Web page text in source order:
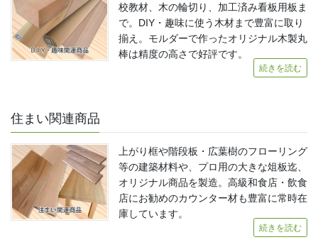
校教材、木の輪切り、加工済み看板用板ま
で。DIY・趣味に使う木材まで豊富に取り
揃え。モルダーで作ったオリジナル木製丸
棒は精度の高さで好評です。
続きを読む
住まい関連商品
上がり框や階段板・広葉樹のフローリング
等の建築材料や、プロ用の大きな俎板迄、
オリジナル商品を製造。高級和食店・飲食
店にお勧めのカウンター材も豊富に常時在
庫しています。
続きを読む